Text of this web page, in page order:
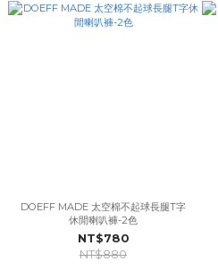
DOEFF MADE 太空棉不起球長腿T字
休閒喇叭褲-2色
NT$780
NT$880